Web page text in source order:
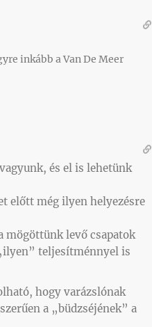
inkább a Van De Meer
és el is lehetünk
előtt még ilyen helyezésre
mögöttünk levő csapatok
teljesítménnyel is
hogy varázslónak
a „büdzséjének” a